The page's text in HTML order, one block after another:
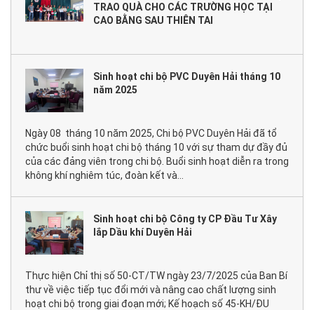
TRAO QUÀ CHO CÁC TRƯỜNG HỌC TẠI
CAO BẰNG SAU THIÊN TAI
Sinh hoạt chi bộ PVC Duyên Hải tháng 10
năm 2025
Ngày 08 tháng 10 năm 2025, Chi bộ PVC Duyên Hải đã tổ
chức buổi sinh hoạt chi bộ tháng 10 với sự tham dự đầy đủ
của các đảng viên trong chi bộ. Buổi sinh hoạt diễn ra trong
không khí nghiêm túc, đoàn kết và...
Sinh hoạt chi bộ Công ty CP Đầu Tư Xây
lắp Dầu khí Duyên Hải
Thực hiện Chỉ thị số 50-CT/TW ngày 23/7/2025 của Ban Bí
thư về việc tiếp tục đổi mới và nâng cao chất lượng sinh
hoạt chi bộ trong giai đoạn mới; Kế hoạch số 45-KH/ĐU